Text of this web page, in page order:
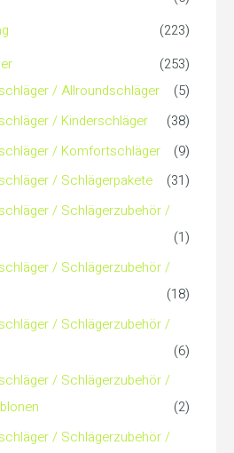
(223)
(253)
/ Allroundschläger
(5)
/ Kinderschläger
(38)
/ Komfortschläger
(9)
/ Schlägerpakete
(31)
/ Schlägerzubehör /
(1)
/ Schlägerzubehör /
(18)
/ Schlägerzubehör /
(6)
/ Schlägerzubehör /
(2)
/ Schlägerzubehör /